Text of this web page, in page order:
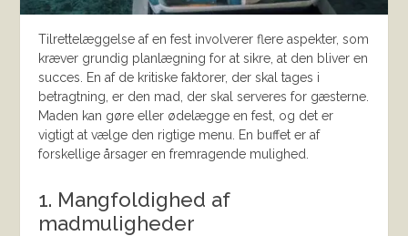
Tilrettelæggelse af en fest involverer flere aspekter, som
kræver grundig planlægning for at sikre, at den bliver en
succes. En af de kritiske faktorer, der skal tages i
betragtning, er den mad, der skal serveres for gæsterne.
Maden kan gøre eller ødelægge en fest, og det er
vigtigt at vælge den rigtige menu. En buffet er af
forskellige årsager en fremragende mulighed.
1. Mangfoldighed af
madmuligheder